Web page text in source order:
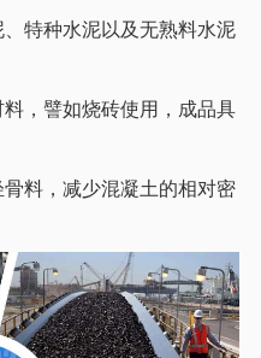
特种水泥以及无熟料水泥
，譬如烧砖使用，成品具
料，减少混凝土的相对密